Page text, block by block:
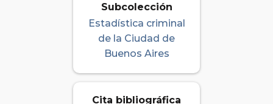
Subcolección
Estadística criminal
de la Ciudad de
Buenos Aires
Cita bibliográfica